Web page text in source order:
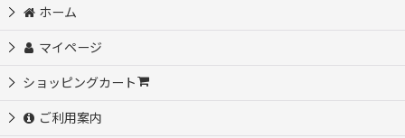
ホーム
マイページ
ショッピングカート
ご利用案内